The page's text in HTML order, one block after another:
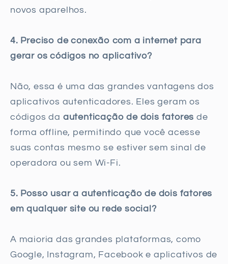
novos aparelhos.
4. Preciso de conexão com a internet para
gerar os códigos no aplicativo?
Não, essa é uma das grandes vantagens dos
aplicativos autenticadores. Eles geram os
códigos da autenticação de dois fatores de
forma offline, permitindo que você acesse
suas contas mesmo se estiver sem sinal de
operadora ou sem Wi-Fi.
5. Posso usar a autenticação de dois fatores
em qualquer site ou rede social?
A maioria das grandes plataformas, como
Google, Instagram, Facebook e aplicativos de